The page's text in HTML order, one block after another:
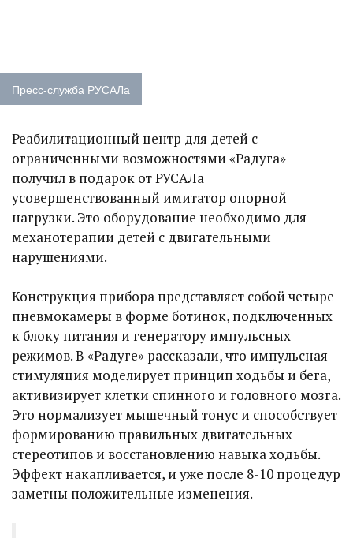
Пресс-служба РУСАЛа
Реабилитационный центр для детей с
ограниченными возможностями «Радуга»
получил в подарок от РУСАЛа
усовершенствованный имитатор опорной
нагрузки. Это оборудование необходимо для
механотерапии детей с двигательными
нарушениями.
Конструкция прибора представляет собой четыре
пневмокамеры в форме ботинок, подключенных
к блоку питания и генератору импульсных
режимов. В «Радуге» рассказали, что импульсная
стимуляция моделирует принцип ходьбы и бега,
активизирует клетки спинного и головного мозга.
Это нормализует мышечный тонус и способствует
формированию правильных двигательных
стереотипов и восстановлению навыка ходьбы.
Эффект накапливается, и уже после 8-10 процедур
заметны положительные изменения.